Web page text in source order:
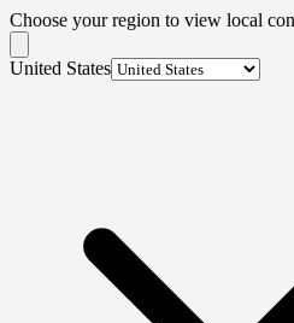
Choose your region to view local
United States